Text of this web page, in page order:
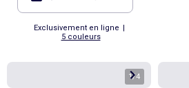
Exclusivement en ligne |
5 couleurs
1/4